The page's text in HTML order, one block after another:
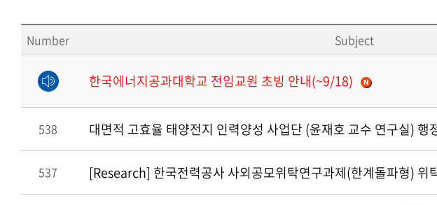
Number Subject
한국에너지공과대학교 전임교원 초빙 안내(~9/18)
538 대면적 고효율 태양전지 인력양성 사업단 (윤재호 교수 연구실) 행
537 [Research] 한국전력공사 사외공모위탁연구과제(한계돌파형) 위